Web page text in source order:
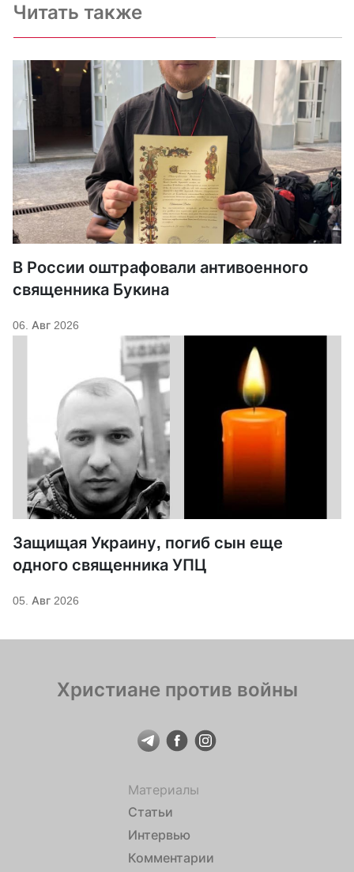
Читать также
В России оштрафовали антивоенного
священника Букина
06. Авг 2026
Защищая Украину, погиб сын еще
одного священника УПЦ
05. Авг 2026
Христиане против войны
Материалы
Статьи
Интервью
Комментарии